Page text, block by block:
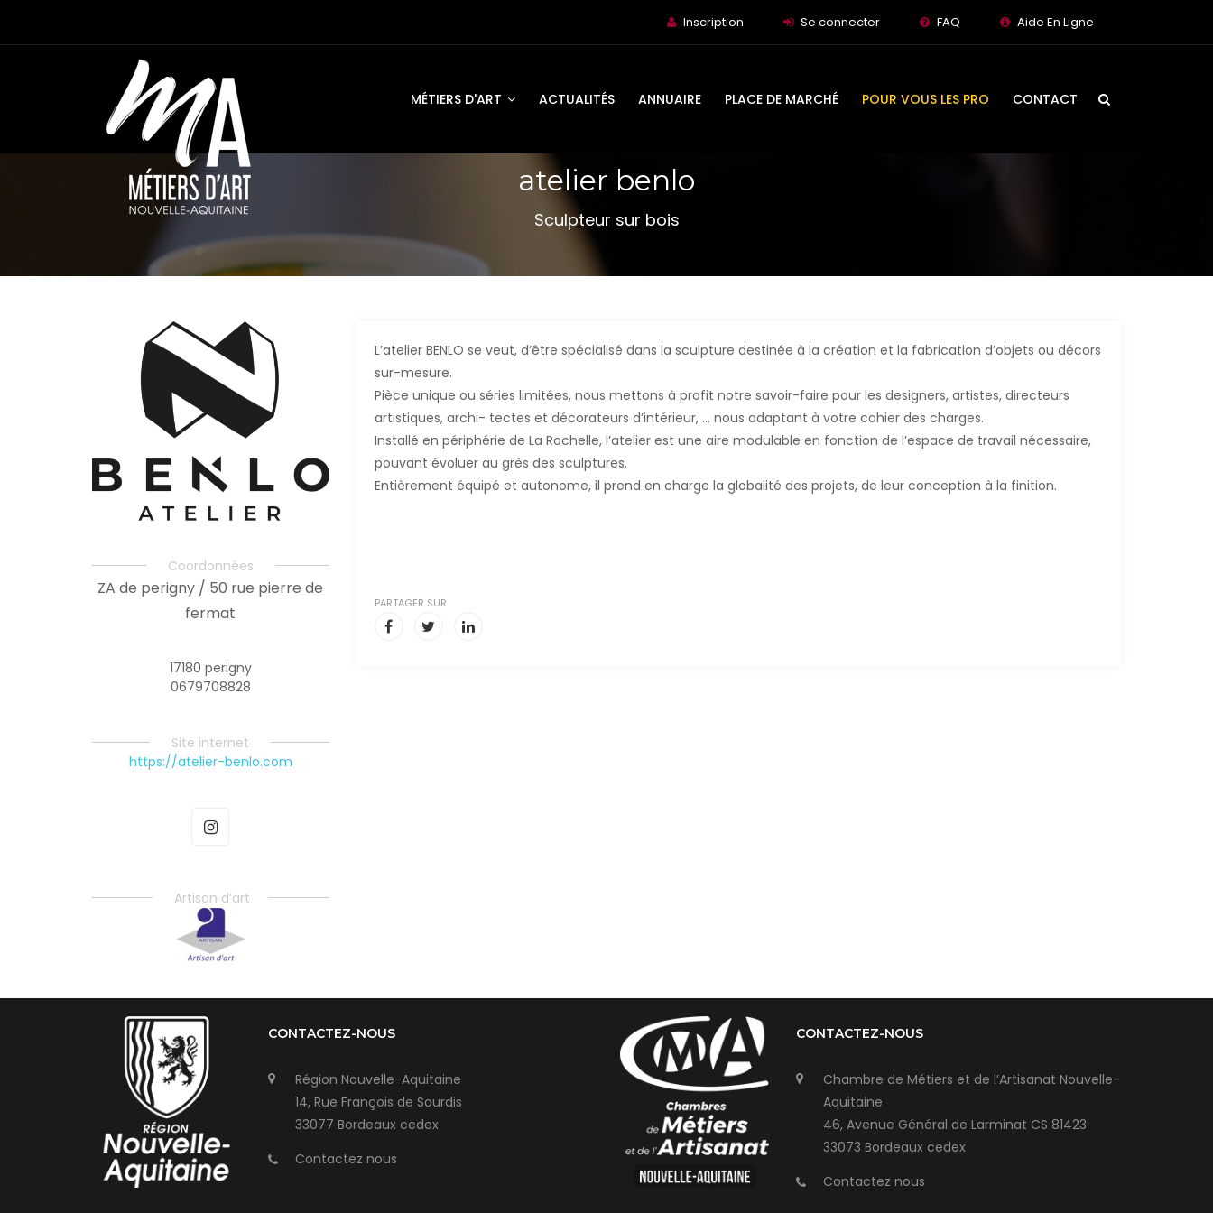
Inscription Se connecter FAQ Aide En Ligne
MÉTIERS D'ART ACTUALITÉS ANNUAIRE PLACE DE MARCHÉ POUR VOUS LES PRO CONTACT
atelier benlo
Sculpteur sur bois
Coordonnées
ZA de perigny / 50 rue pierre de
fermat
17180 perigny
0679708828
Site internet
https://atelier-benlo.com
Artisan d’art
L’atelier BENLO se veut, d’être spécialisé dans la sculpture destinée à la création et la fabrication d’objets ou décors
sur-mesure.
Pièce unique ou séries limitées, nous mettons à profit notre savoir-faire pour les designers, artistes, directeurs
artistiques, archi- tectes et décorateurs d’intérieur, ... nous adaptant à votre cahier des charges.
Installé en périphérie de La Rochelle, l’atelier est une aire modulable en fonction de l’espace de travail nécessaire,
pouvant évoluer au grès des sculptures.
Entièrement équipé et autonome, il prend en charge la globalité des projets, de leur conception à la finition.
PARTAGER SUR
CONTACTEZ-NOUS
Région Nouvelle-Aquitaine
14, Rue François de Sourdis
33077 Bordeaux cedex
Contactez nous
CONTACTEZ-NOUS
Chambre de Métiers et de l’Artisanat Nouvelle-
Aquitaine
46, Avenue Général de Larminat CS 81423
33073 Bordeaux cedex
Contactez nous